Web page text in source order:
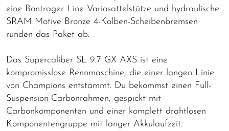
eine Bontrager Line Variosattelstütze und hydraulische
SRAM Motive Bronze 4-Kolben-Scheibenbremsen
runden das Paket ab.
Das Supercaliber SL 9.7 GX AXS ist eine
kompromisslose Rennmaschine, die einer langen Linie
von Champions entstammt. Du bekommst einen Full-
Suspension-Carbonrahmen, gespickt mit
Carbonkomponenten und einer komplett drahtlosen
Komponentengruppe mit langer Akkulaufzeit.